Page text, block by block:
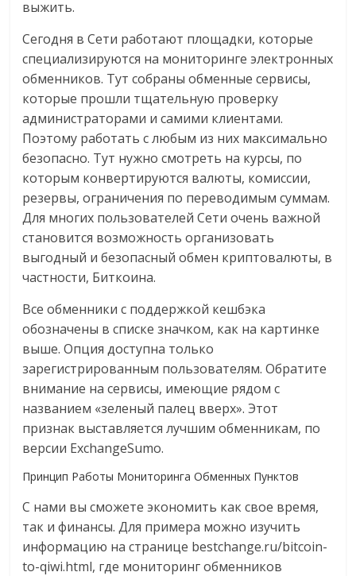
выжить.
Сегодня в Сети работают площадки, которые
специализируются на мониторинге электронных
обменников. Тут собраны обменные сервисы,
которые прошли тщательную проверку
администраторами и самими клиентами.
Поэтому работать с любым из них максимально
безопасно. Тут нужно смотреть на курсы, по
которым конвертируются валюты, комиссии,
резервы, ограничения по переводимым суммам.
Для многих пользователей Сети очень важной
становится возможность организовать
выгодный и безопасный обмен криптовалюты, в
частности, Биткоина.
Все обменники с поддержкой кешбэка
обозначены в списке значком, как на картинке
выше. Опция доступна только
зарегистрированным пользователям. Обратите
внимание на сервисы, имеющие рядом с
названием «зеленый палец вверх». Этот
признак выставляется лучшим обменникам, по
версии ExchangeSumo.
Принцип Работы Мониторинга Обменных Пунктов
С нами вы сможете экономить как свое время,
так и финансы. Для примера можно изучить
информацию на странице bestchange.ru/bitcoin-
to-qiwi.html, где мониторинг обменников